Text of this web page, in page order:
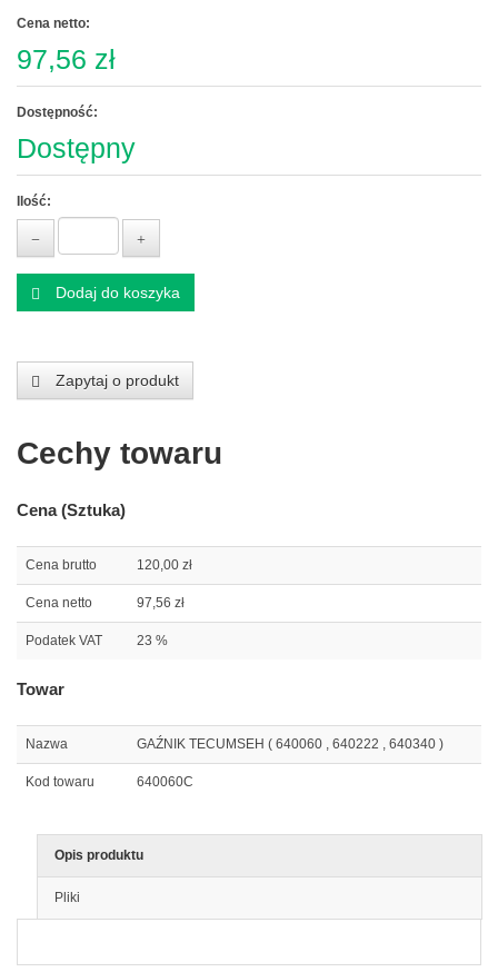
Cena netto:
97,56 zł
Dostępność:
Dostępny
Ilość:
Dodaj do koszyka
Zapytaj o produkt
Cechy towaru
Cena (Sztuka)
Cena brutto 120,00 zł
Cena netto 97,56 zł
Podatek VAT 23 %
Towar
Nazwa GAŹNIK TECUMSEH ( 640060 , 640222 , 640340 )
Kod towaru 640060C
Opis produktu
Pliki